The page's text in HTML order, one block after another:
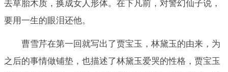
去草胎木质，换成女人形体。在下凡前，对警幻仙子说，
要用一生的眼泪还他。
曹雪芹在第一回就写出了贾宝玉，林黛玉的由来，为
之后的事情做铺垫，也描述了林黛玉爱哭的性格，贾宝玉